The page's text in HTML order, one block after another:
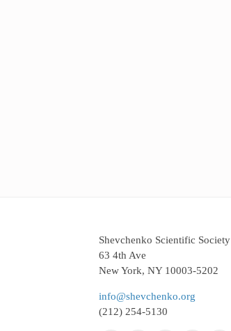
Shevchenko Scientific Society
63 4th Ave
New York, NY 10003-5202
info@shevchenko.org
(212) 254-5130